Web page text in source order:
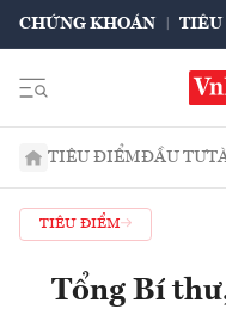
CHỨNG KHOÁN TIÊU
TIÊU ĐIỂMĐẦU TƯ
TIÊU ĐIỂM
Tổng Bí